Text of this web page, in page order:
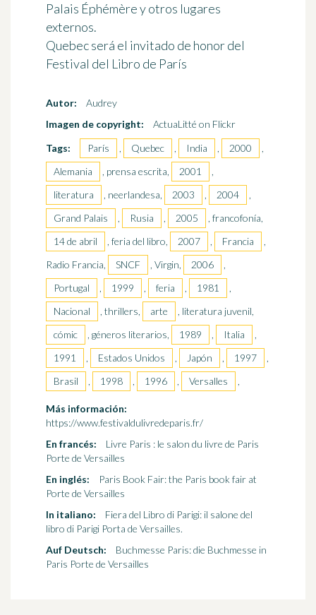
Palais Éphémère y otros lugares
externos.
Quebec será el invitado de honor del
Festival del Libro de París
Autor:
Audrey
Imagen de copyright:
ActuaLitté on Flickr
Tags:
París , Quebec , India , 2000
,
Alemania
, prensa escrita, 2001
,
literatura
, neerlandesa, 2003 , 2004
,
Grand Palais
, Rusia , 2005
, francofonía,
14 de abril
, feria del libro, 2007 , Francia
,
Radio Francia,
SNCF , Virgin, 2006
,
Portugal
, 1999 , feria , 1981
,
Nacional
, thrillers, arte
, literatura juvenil,
cómic
, géneros literarios, 1989 , Italia
,
1991
, Estados Unidos , Japón , 1997
,
Brasil
, 1998 , 1996 , Versalles ,
Más información:
https://www.festivaldulivredeparis.fr/
En francés:
Livre Paris : le salon du livre de Paris
Porte de Versailles
En inglés:
Paris Book Fair: the Paris book fair at
Porte de Versailles
In italiano:
Fiera del Libro di Parigi: il salone del
libro di Parigi Porta de Versailles.
Auf Deutsch:
Buchmesse Paris: die Buchmesse in
Paris Porte de Versailles